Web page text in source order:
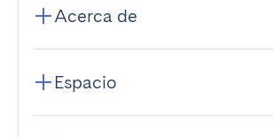
Acerca de
Espacio